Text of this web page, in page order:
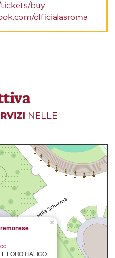
tickets/buy
officialasroma
NELLE
×
FORO ITALICO